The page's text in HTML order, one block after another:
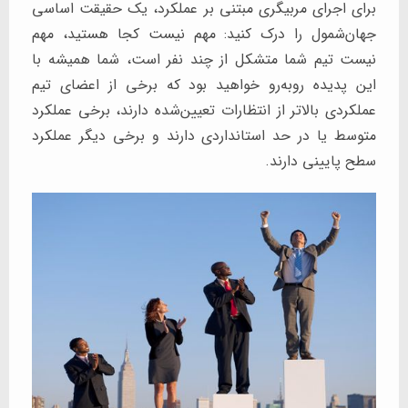
برای اجرای مربیگری مبتنی بر عملکرد، یک حقیقت اساسی
جهان‌شمول را درک کنید: مهم نیست کجا هستید، مهم
نیست تیم شما متشکل از چند نفر است، شما همیشه با
این پدیده روبه‌رو خواهید بود که برخی از اعضای تیم
عملکردی بالاتر از انتظارات تعیین‌شده دارند، برخی عملکرد
متوسط یا در حد استانداردی دارند و برخی دیگر عملکرد
سطح پایینی دارند.